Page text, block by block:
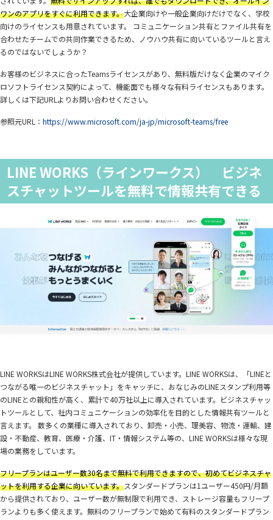
ワンのアプリをすぐに利用できます。大企業向けや一般企業向けだけでなく、学校
向けのライセンスも用意されています。 コミュニケーション共有とファイル共有を
合わせたチームでの共同作業できるため、ノウハウ共有に向いているツールと言え
るのではないでしょうか？
お客様のビジネスに合ったTeamsライセンスがあり、無料版だけなく企業のマイク
ロソフトライセンス契約によって、機能面でも様々な有料ライセンスもあります。
詳しくは下記URLよりお問い合わせください。
参照元URL： https://www.microsoft.com/ja-jp/microsoft-teams/free
LINE WORKS（ラインワークス） ビジネ
スチャットツールを無料で情報共有できる
LINE WORKSはLINE WORKS株式会社が提供しています。LINE WORKSは、「LINEと
つながる唯一のビジネスチャット」をキャッチに、おなじみのLINEスタンプ利用等
のLINEとの親和性が高く、累計で40万社以上に導入されています。ビジネスチャッ
トツールとして、社内コミュニケーションの効率化を目的とした情報共有ツールと
言えます。 数多くの業種に導入されており、卸売・小売、理美容、物流・運輸、建
設・不動産、教育、医療・介護、IT・情報システム等の、LINE WORKSは様々な現
場の業務をしています。
フリープランはユーザー数30名まで無料で利用できますので、初めてビジネスチャ
ットを利用する企業に向いています。スタンダードプランは1ユーザー450円/月額
から提供されており、ユーザー数が無制限で利用でき、ストレージ容量もフリープ
ランよりも多く使えます。無料のフリープランで始めて有料のスタンダードプラン